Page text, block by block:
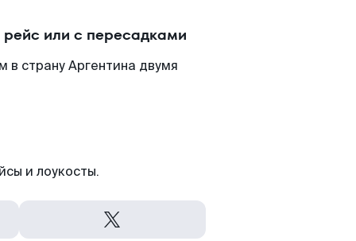
или с пересадками
страну Аргентина двумя
и лоукосты.